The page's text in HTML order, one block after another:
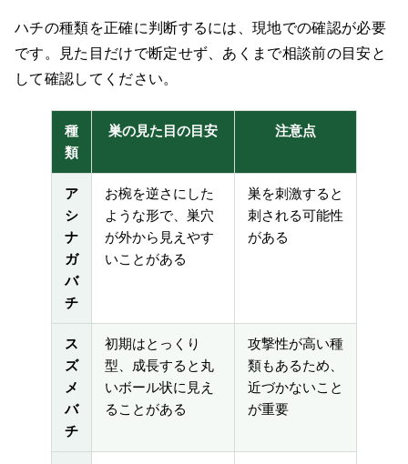
ハチの種類を正確に判断するには、現地での確認が必要
です。見た目だけで断定せず、あくまで相談前の目安と
して確認してください。
種
類
巣の見た目の目安 注意点
ア
シ
ナ
ガ
バ
チ
お椀を逆さにした
ような形で、巣穴
が外から見えやす
いことがある
巣を刺激すると
刺される可能性
がある
ス
ズ
メ
バ
チ
初期はとっくり
型、成長すると丸
いボール状に見え
ることがある
攻撃性が高い種
類もあるため、
近づかないこと
が重要